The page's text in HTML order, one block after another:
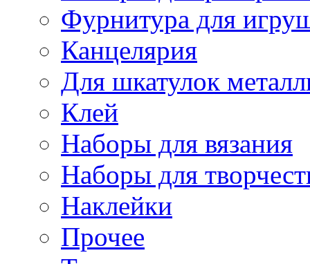
Фурнитура для
Канцелярия
Для шкатулок
Клей
Наборы для вязания
Наборы для
Наклейки
Прочее